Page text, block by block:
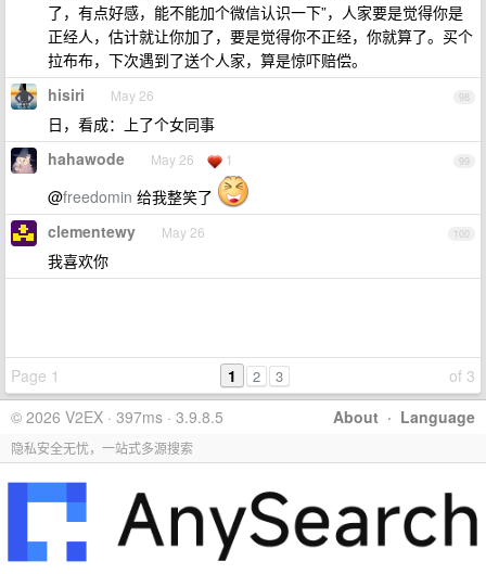
了，有点好感，能不能加个微信认识一下”，人家要是觉得你是
正经人，估计就让你加了，要是觉得你不正经，你就算了。买个
拉布布，下次遇到了送个人家，算是惊吓赔偿。
98
hisiri May 26
日，看成：上了个女同事
99
hahawode May 26 1
@freedomin 给我整笑了
100
clementewy May 26
我喜欢你
Page 1 of 3
1 2 3
About · Language
© 2026 V2EX · 397ms · 3.9.8.5
隐私安全无忧，一站式多源搜索